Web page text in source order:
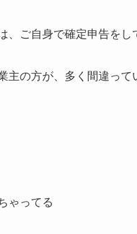
、ご自身で確定申告をし
主の方が、多く間違って
ゃってる